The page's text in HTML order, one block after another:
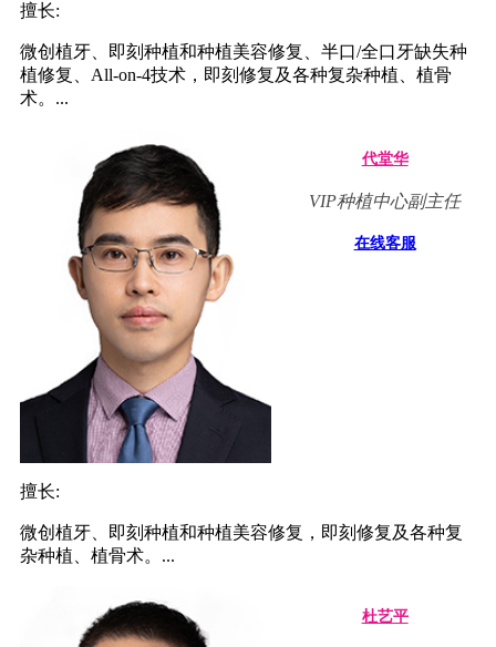
擅长:
微创植牙、即刻种植和种植美容修复、半口/全口牙缺失种
植修复、All-on-4技术，即刻修复及各种复杂种植、植骨
术。...
代堂华
VIP种植中心副主任
在线客服
擅长:
微创植牙、即刻种植和种植美容修复，即刻修复及各种复
杂种植、植骨术。...
杜艺平